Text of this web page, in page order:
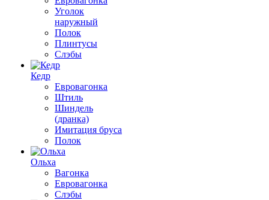
Уголок
наружный
Полок
Плинтусы
Слэбы
Кедр
Евровагонка
Штиль
Шиндель
(дранка)
Имитация бруса
Полок
Ольха
Вагонка
Евровагонка
Слэбы